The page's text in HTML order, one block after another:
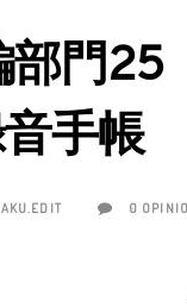
部門
手帳
0